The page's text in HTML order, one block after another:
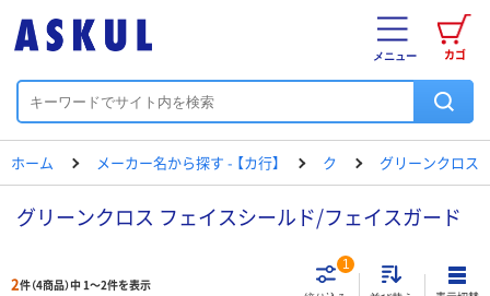
カゴ
メニュー
ホーム メーカー名から探す - 【カ行】 ク グリーンクロス
グリーンクロス フェイスシールド/フェイスガード
2件（4商品）中 1～2件を表示
1